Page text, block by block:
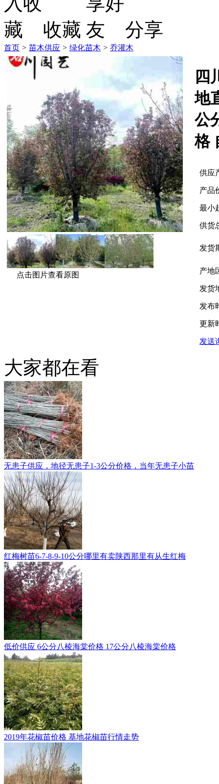
收藏 分享
首页 > 苗木供应 > 绿化苗木 > 乔灌木
点击图片查看原图
四
地
公
格
供应
产品
最小
供货
发货
产地
发货
发布
更新
发送
大家都在看
无患子供应，地径无患子1-3公分价格，当年无患子小苗
红梅树苗6-7-8-9-10公分哪里有卖陕西那里有从生红梅
低价供应 6公分八棱海棠价格 17公分八棱海棠价格
2019年花椒苗价格 基地花椒苗行情走势